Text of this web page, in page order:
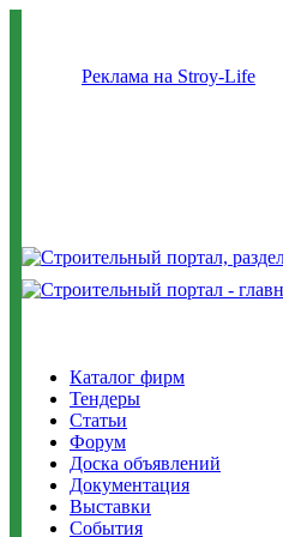
Реклама на Stroy-Life
Каталог фирм
Тендеры
Статьи
Форум
Доска объявлений
Документация
Выставки
События